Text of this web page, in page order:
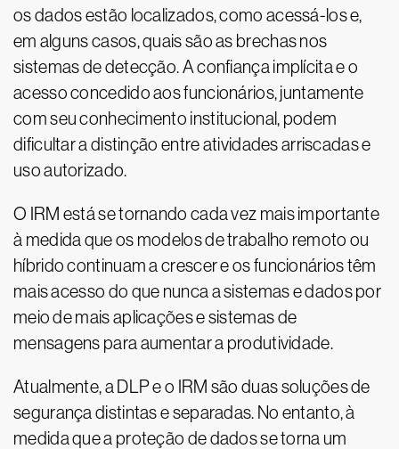
os dados estão localizados, como acessá-los e,
em alguns casos, quais são as brechas nos
sistemas de detecção. A confiança implícita e o
acesso concedido aos funcionários, juntamente
com seu conhecimento institucional, podem
dificultar a distinção entre atividades arriscadas e
uso autorizado.
O IRM está se tornando cada vez mais importante
à medida que os modelos de trabalho remoto ou
híbrido continuam a crescer e os funcionários têm
mais acesso do que nunca a sistemas e dados por
meio de mais aplicações e sistemas de
mensagens para aumentar a produtividade.
Atualmente, a DLP e o IRM são duas soluções de
segurança distintas e separadas. No entanto, à
medida que a proteção de dados se torna um